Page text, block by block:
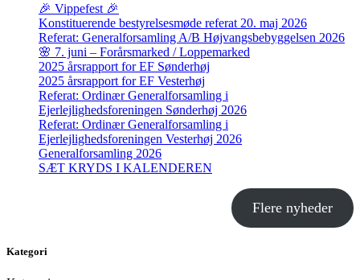
🎉 Vippefest 🎉
Konstituerende bestyrelsesmøde referat 20. maj 2026
Referat: Generalforsamling A/B Højvangsbebyggelsen 2026
🌸 7. juni – Forårsmarked / Loppemarked
2025 årsrapport for EF Sønderhøj
2025 årsrapport for EF Vesterhøj
Referat: Ordinær Generalforsamling i
Ejerlejlighedsforeningen Sønderhøj 2026
Referat: Ordinær Generalforsamling i
Ejerlejlighedsforeningen Vesterhøj 2026
Generalforsamling 2026
SÆT KRYDS I KALENDEREN
Flere nyheder
Kategori